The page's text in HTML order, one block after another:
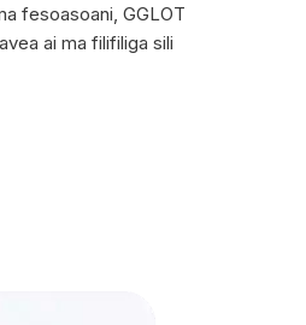
fesoasoani, GGLOT
ai ma filifiliga sili